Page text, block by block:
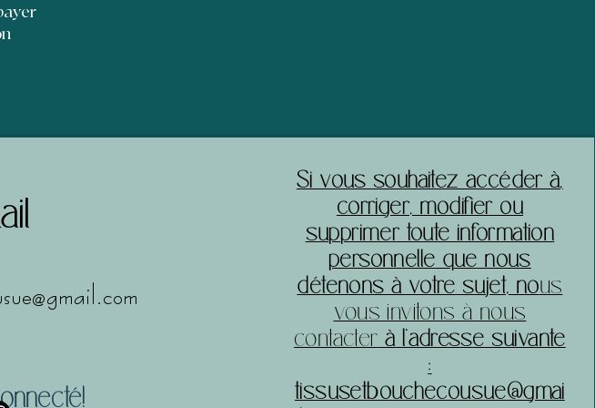
​Si vous souhaitez accéder à,
corriger, modifier ou
supprimer toute information
personnelle que nous
détenons à votre sujet, nous
vous invitons à nous
contacter à l’adresse suivante
:
tissusetbouchecousue@gmai